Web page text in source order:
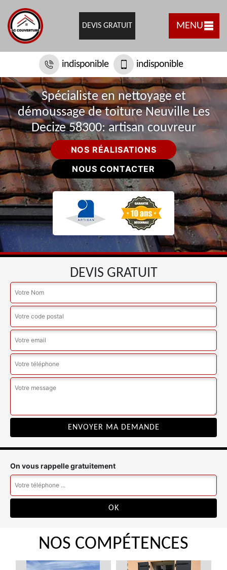
DEVIS GRATUIT MENU
indisponible indisponible
Spécialiste en nettoyage et
démoussage de toiture Neuville Les
Decize 58300: artisan couvreur
NOS RÉALISATIONS
NOUS CONTACTER
DEVIS GRATUIT
On vous rappelle gratuitement
NOS COMPÉTENCES